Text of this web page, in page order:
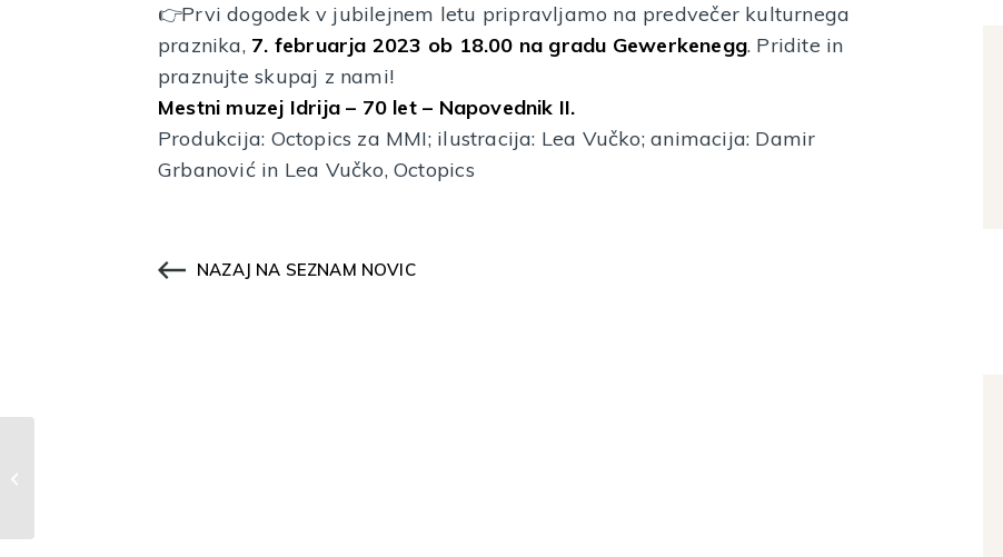
Prvi dogodek v jubilejnem letu pripravljamo na predvečer kulturnega
praznika, 7. februarja 2023 ob 18.00 na gradu Gewerkenegg. Pridite in
praznujte skupaj z nami!
Mestni muzej Idrija – 70 let – Napovednik II.
Produkcija: Octopics za MMI; ilustracija: Lea Vučko; animacija: Damir
Grbanović in Lea Vučko, Octopics
NAZAJ NA SEZNAM NOVIC